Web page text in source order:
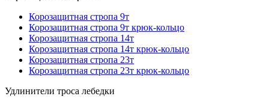
Корозащитная стропа 9т
Корозащитная стропа 9т крюк-кольцо
Корозащитная стропа 14т
Корозащитная стропа 14т крюк-кольцо
Корозащитная стропа 23т
Корозащитная стропа 23т крюк-кольцо
Удлинители троса лебедки